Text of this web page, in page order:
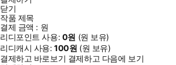
닫기
작품 제목
결제 금액 : 원
리디포인트 사용: 0원 (원 보유)
리디캐시 사용:100원 (원 보유)
결제하고 바로보기 결제하고 다음에 보기